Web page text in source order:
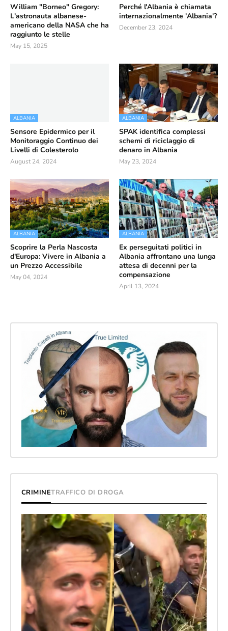
William "Borneo" Gregory:
L'astronauta albanese-
americano della NASA che ha
raggiunto le stelle
May 15, 2025
Perché l'Albania è chiamata
internazionalmente 'Albania'?
December 23, 2024
ALBANIA
Sensore Epidermico per il
Monitoraggio Continuo dei
Livelli di Colesterolo
August 24, 2024
ALBANIA
SPAK identifica complessi
schemi di riciclaggio di
denaro in Albania
May 23, 2024
ALBANIA
Scoprire la Perla Nascosta
d'Europa: Vivere in Albania a
un Prezzo Accessibile
May 04, 2024
ALBANIA
Ex perseguitati politici in
Albania affrontano una lunga
attesa di decenni per la
compensazione
April 13, 2024
CRIMINETRAFFICO DI DROGA